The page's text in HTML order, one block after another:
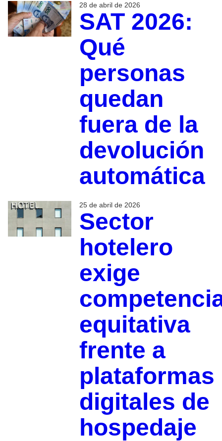
28 de abril de 2026
SAT 2026:
Qué
personas
quedan
fuera de la
devolución
automática
25 de abril de 2026
Sector
hotelero
exige
equitativa
frente a
plataformas
digitales de
hospedaje